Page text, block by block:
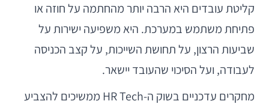
קליטת עובדים היא הרבה יותר מהחתמה על חוזה או
פתיחת משתמש במערכת. היא משפיעה ישירות על
שביעות הרצון, על תחושת השייכות, על קצב הכניסה
לעבודה, ועל הסיכוי שהעובד יישאר.
מחקרים עדכניים בשוק ה-HR Tech ממשיכים להצביע